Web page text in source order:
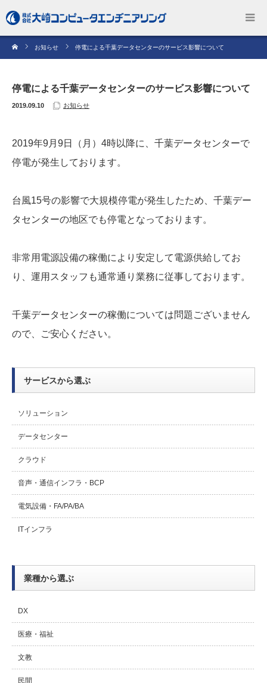
お知らせ 停電による千葉データセンターのサービス影響について
停電による千葉データセンターのサービス影響について
2019.09.10 お知らせ
2019年9月9日（月）4時以降に、千葉データセンターで
停電が発生しております。
台風15号の影響で大規模停電が発生したため、千葉デー
タセンターの地区でも停電となっております。
非常用電源設備の稼働により安定して電源供給してお
り、運用スタッフも通常通り業務に従事しております。
千葉データセンターの稼働については問題ございません
ので、ご安心ください。
サービスから選ぶ
ソリューション
データセンター
クラウド
音声・通信インフラ・BCP
電気設備・FA/PA/BA
ITインフラ
業種から選ぶ
DX
医療・福祉
文教
民間